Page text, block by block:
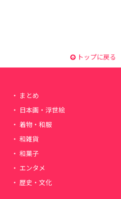
トップに戻る
まとめ
日本画・浮世絵
着物・和服
和雑貨
和菓子
エンタメ
歴史・文化